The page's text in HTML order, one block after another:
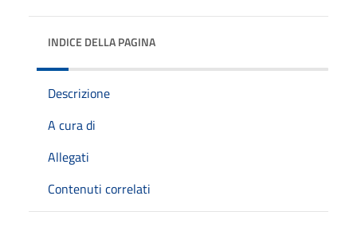
INDICE DELLA PAGINA
Descrizione
A cura di
Allegati
Contenuti correlati